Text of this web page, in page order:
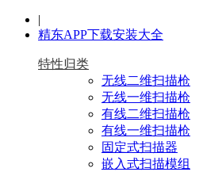
|
精东APP下载安装大全
特性归类
无线二维扫描枪
无线一维扫描枪
有线二维扫描枪
有线一维扫描枪
固定式扫描器
嵌入式扫描模组